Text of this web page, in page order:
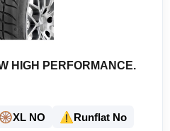
HIGH PERFORMANCE.
🛞XL NO ⚠️Runflat No